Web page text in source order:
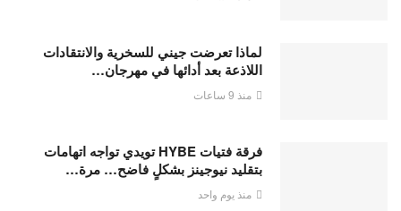
لماذا تعرضت جيني للسخرية والانتقادات
اللاذعة بعد أدائها في مهرجان…
منذ 9 ساعات
فرقة فتيات HYBE تويدي تواجه اتهامات
بتقليد نيوجينز بشكلٍ فاضح… مرة…
منذ يوم واحد